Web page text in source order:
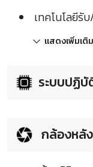
เทคโนโลยีรั
แสดงเพิ่มเติม
ระบบปฏิบั
กล้องหลั